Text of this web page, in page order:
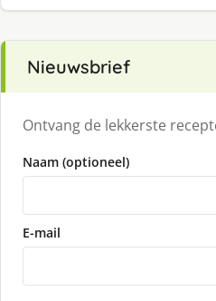
Nieuwsbrief
Ontvang de lekkerste
Naam (optioneel)
E-mail